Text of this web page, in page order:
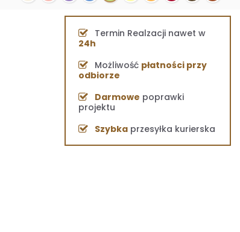
Termin Realzacji nawet w
24h
Możliwość płatności przy
odbiorze
Darmowe poprawki
projektu
Szybka przesyłka kurierska